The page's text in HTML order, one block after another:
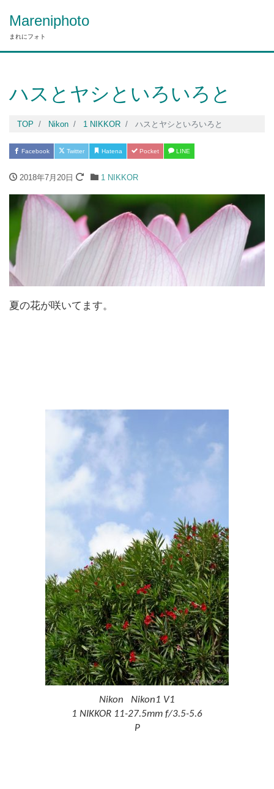
Mareniphoto
まれにフォト
ハスとヤシといろいろと
TOP Nikon 1 NIKKOR ハスとヤシといろいろと
Facebook Twitter Hatena Pocket LINE
2018年7月20日 1 NIKKOR
夏の花が咲いてます。
Nikon Nikon1 V1
1 NIKKOR 11-27.5mm f/3.5-5.6
P